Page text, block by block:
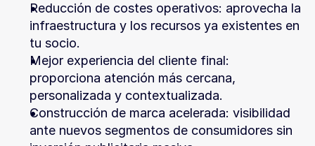
Reducción de costes operativos: aprovecha la
infraestructura y los recursos ya existentes en
tu socio.
Mejor experiencia del cliente final:
proporciona atención más cercana,
personalizada y contextualizada.
Construcción de marca acelerada: visibilidad
ante nuevos segmentos de consumidores sin